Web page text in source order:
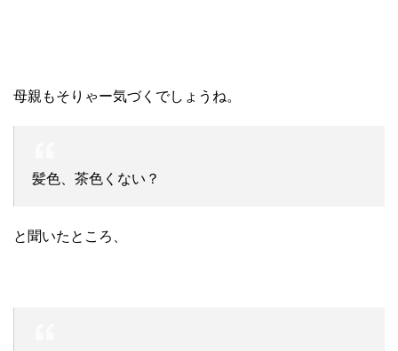
母親もそりゃー気づくでしょうね。
髪色、茶色くない？
と聞いたところ、